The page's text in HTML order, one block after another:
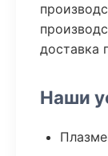
доставка
Наши